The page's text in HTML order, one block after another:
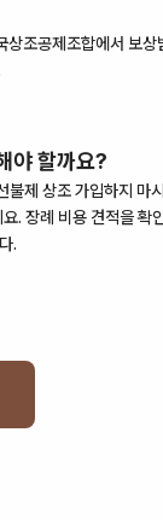
상조공제조합에서 보상
야 할까요?
불제 상조 가입하지 마시
. 장례 비용 견적을 확
.